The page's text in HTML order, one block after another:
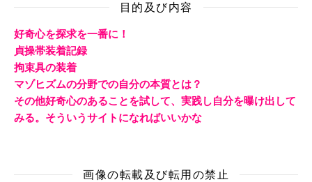
目的及び内容
好奇心を探求を一番に！
貞操帯装着記録
拘束具の装着
マゾヒズムの分野での自分の本質とは？
その他好奇心のあることを試して、実践し自分を曝け出して
みる。そういうサイトになればいいかな
画像の転載及び転用の禁止